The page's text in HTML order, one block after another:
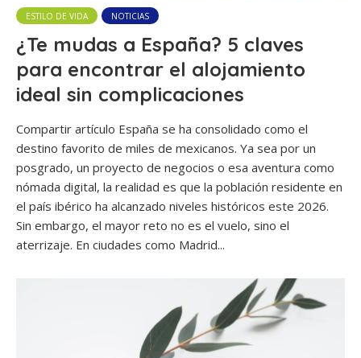
ESTILO DE VIDA NOTICIAS
¿Te mudas a España? 5 claves
para encontrar el alojamiento
ideal sin complicaciones
Compartir artículo España se ha consolidado como el
destino favorito de miles de mexicanos. Ya sea por un
posgrado, un proyecto de negocios o esa aventura como
nómada digital, la realidad es que la población residente en
el país ibérico ha alcanzado niveles históricos este 2026.
Sin embargo, el mayor reto no es el vuelo, sino el
aterrizaje. En ciudades como Madrid...